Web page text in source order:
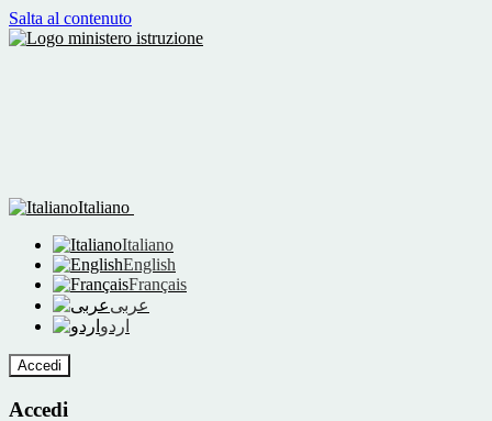
Salta al contenuto
Italiano
Italiano
English
Français
عربى
اردو
Accedi
Accedi